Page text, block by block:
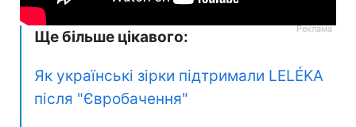
Ще більше цікавого:
Як українські зірки підтримали LELÉKA
після "Євробачення"